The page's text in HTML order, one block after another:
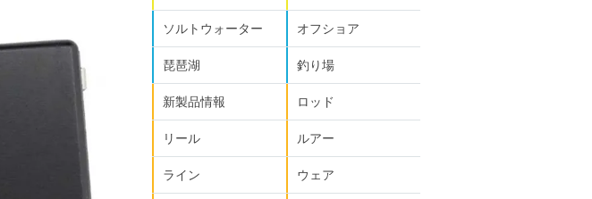
ソルトウォーター オフショア
琵琶湖 釣り場
新製品情報 ロッド
リール ルアー
ライン ウェア